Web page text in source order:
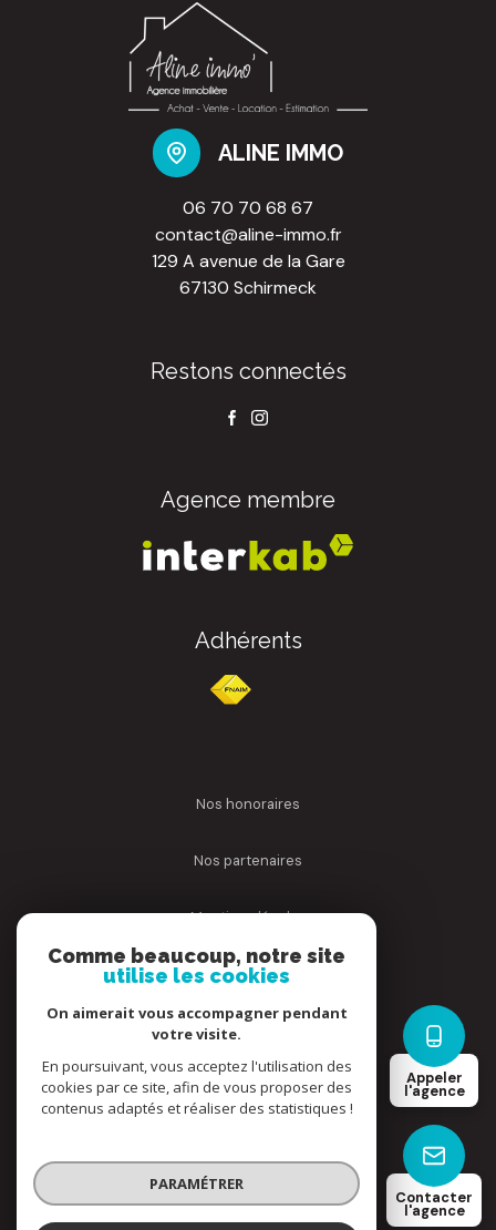
Appeler
l'agence
Contacter
l'agence
ALINE IMMO
06 70 70 68 67
contact@aline-immo.fr
129 A avenue de la Gare
67130 Schirmeck
Restons connectés
Agence membre
Adhérents
nos honoraires
nos partenaires
mentions légales
admin
politique rgpd
cookies
© 2026 | Tous droits réservés
Comme beaucoup, notre site
utilise les cookies
On aimerait vous accompagner pendant
votre visite.
En poursuivant, vous acceptez l'utilisation des
cookies par ce site, afin de vous proposer des
contenus adaptés et réaliser des statistiques !
PARAMÉTRER